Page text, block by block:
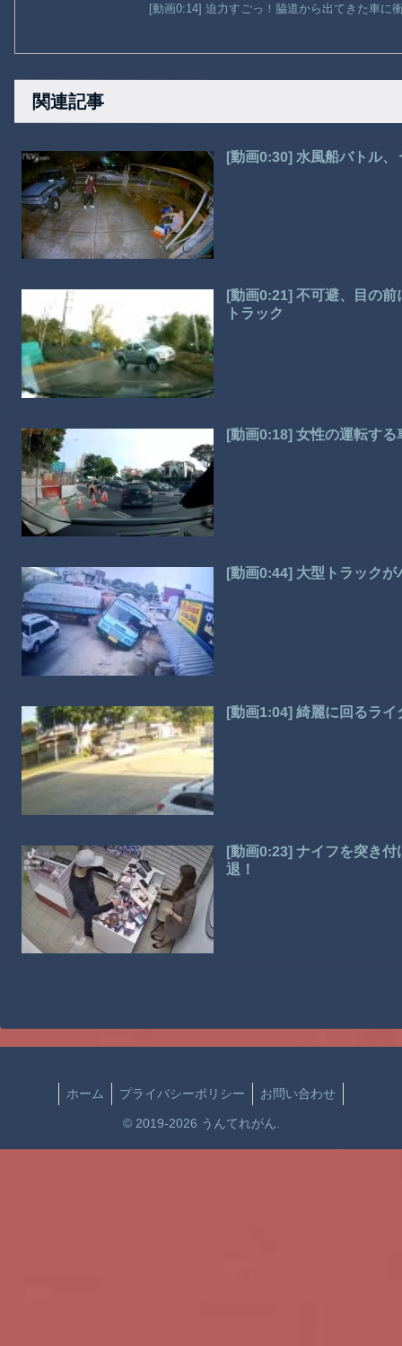
[動画0:14] 迫力すごっ！脇道から出てきた車に
関連記事
[動画0:30] 水風船バトル
[動画0:21] 不可避、目の
トラック
[動画0:18] 女性の運転す
[動画0:44] 大型トラック
[動画1:04] 綺麗に回るラ
[動画0:23] ナイフを突き
退！
ホーム プライバシーポリシー お問い合わせ
© 2019-2026 うんてれがん.